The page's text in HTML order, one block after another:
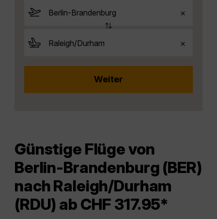
Günstige Flüge von
Berlin-Brandenburg (BER)
nach Raleigh/Durham
(RDU) ab CHF 317.95*